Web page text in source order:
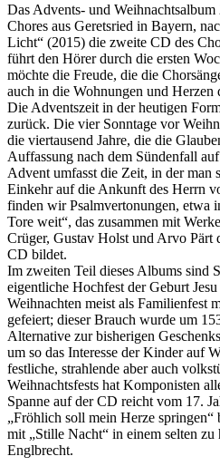
Das Advents- und
Chores aus Geretsried in Bayern,
Licht“ (2015) die zweite CD des
führt den Hörer durch die ersten
möchte die Freude, die die
auch in die Wohnungen und Herzen
Die Adventszeit in der heutigen
zurück. Die vier Sonntage vor
die viertausend Jahre, die die
Auffassung nach dem Sündenfall
Advent umfasst die Zeit, in der man
Einkehr auf die Ankunft des Herrn
finden wir Psalmvertonungen, etwa
Tore weit“, das zusammen mit
Crüger, Gustav Holst und Arvo Pärt
CD bildet.
Im zweiten Teil dieses Albums sind
eigentliche Hochfest der Geburt
Weihnachten meist als Familienfest
gefeiert; dieser Brauch wurde um
Alternative zur bisherigen
um so das Interesse der Kinder auf
festliche, strahlende aber auch
Weihnachtsfests hat Komponisten
Spanne auf der CD reicht vom 17.
„Fröhlich soll mein Herze
mit „Stille Nacht“ in einem selten zu
Englbrecht.